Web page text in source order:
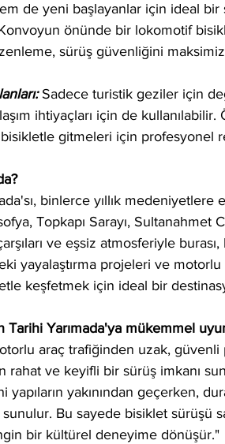
de yeni başlayanlar için ideal bir
önünde bir lokomotif
sürüş güvenliğini
Sadece turistik geziler için
ihtiyaçları için de
gitmeleri için profesyonel
binlerce yıllık medeniyetlere
Topkapı Sarayı, Sultanahmet
ve eşsiz atmosferiyle
yayalaştırma projeleri ve motorlu
keşfetmek için ideal bir
Tarihi Yarımada'ya mükemmel
araç trafiğinden uzak,
rahat ve keyifli bir sürüş imkanı
yapıların yakınından geçerken,
sunulur. Bu sayede bisiklet sürüşü
bir kültürel deneyime dönüşür."